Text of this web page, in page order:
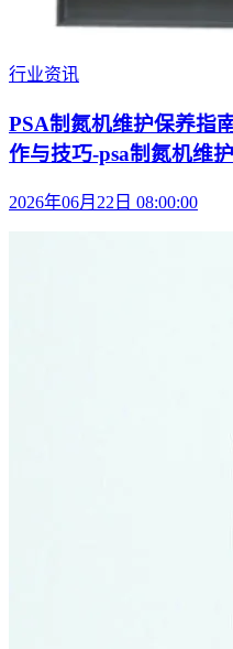
行业资讯
PSA制氮机维护保养指
作与技巧-psa制氮机维
2026年06月22日 08:00:00